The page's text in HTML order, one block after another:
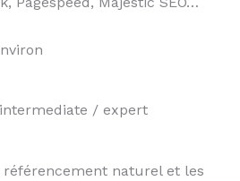
/ expert
naturel et les